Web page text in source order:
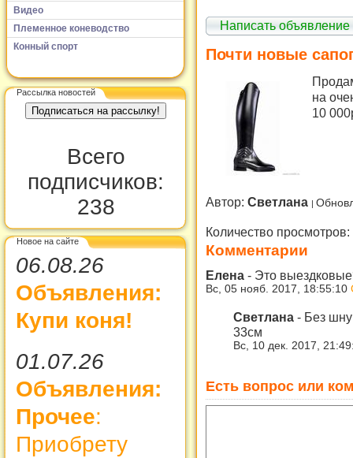
Видео
Племенное коневодство
Конный спорт
Рассылка новостей
Всего
подписчиков:
238
Новое на сайте
06.08.26
Объявления:
Купи коня!
01.07.26
Объявления:
Прочее:
Приобрету
Написать объявление
Почти новые
на
10
Автор: Светлана
Количество просмотров:
Комментарии
Елена - Это
Вс, 05 нояб. 2017, 18:55:10
Светлана - Без
33см
Вс, 10 дек. 2017,
Есть вопрос или